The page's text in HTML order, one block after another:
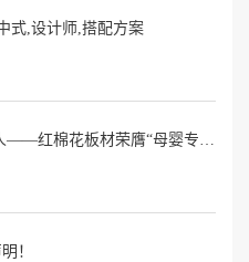
式,设计师,搭配方案
！